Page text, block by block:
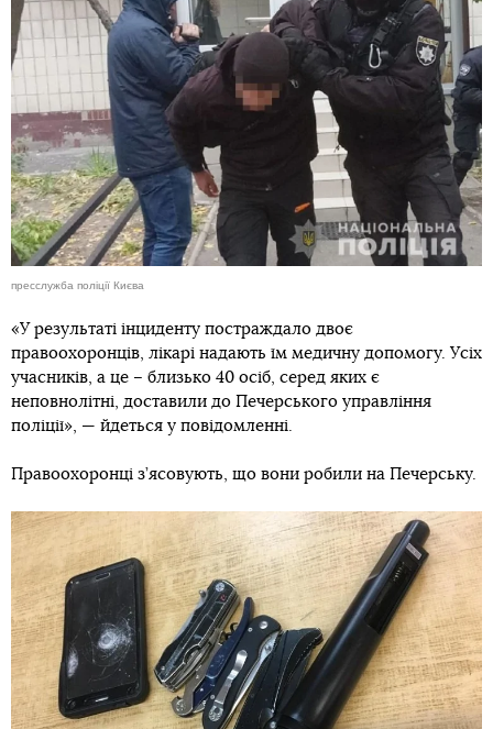
пресслужба поліції Києва
«У результаті інциденту постраждало двоє
правоохоронців, лікарі надають їм медичну допомогу. Усіх
учасників, а це – близько 40 осіб, серед яких є
неповнолітні, доставили до Печерського управління
поліції», — йдеться у повідомленні.
Правоохоронці з’ясовують, що вони робили на Печерську.